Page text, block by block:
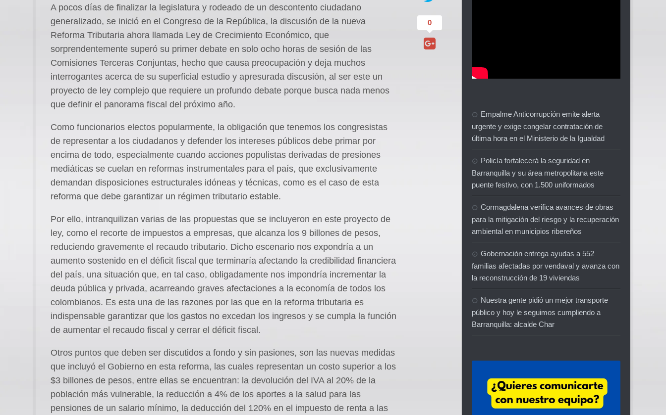
A pocos días de finalizar la legislatura y rodeado de un descontento ciudadano
generalizado, se inició en el Congreso de la República, la discusión de la nueva
Reforma Tributaria ahora llamada Ley de Crecimiento Económico, que
sorprendentemente superó su primer debate en solo ocho horas de sesión de las
Comisiones Terceras Conjuntas, hecho que causa preocupación y deja muchos
interrogantes acerca de su superficial estudio y apresurada discusión, al ser este un
proyecto de ley complejo que requiere un profundo debate porque busca nada menos
que definir el panorama fiscal del próximo año.
Como funcionarios electos popularmente, la obligación que tenemos los congresistas
de representar a los ciudadanos y defender los intereses públicos debe primar por
encima de todo, especialmente cuando acciones populistas derivadas de presiones
mediáticas se cuelan en reformas instrumentales para el país, que exclusivamente
demandan disposiciones estructurales idóneas y técnicas, como es el caso de esta
reforma que debe garantizar un régimen tributario estable.
Por ello, intranquilizan varias de las propuestas que se incluyeron en este proyecto de
ley, como el recorte de impuestos a empresas, que alcanza los 9 billones de pesos,
reduciendo gravemente el recaudo tributario. Dicho escenario nos expondría a un
aumento sostenido en el déficit fiscal que terminaría afectando la credibilidad financiera
del país, una situación que, en tal caso, obligadamente nos impondría incrementar la
deuda pública y privada, acarreando graves afectaciones a la economía de todos los
colombianos. Es esta una de las razones por las que en la reforma tributaria es
indispensable garantizar que los gastos no excedan los ingresos y se cumpla la función
de aumentar el recaudo fiscal y cerrar el déficit fiscal.
Otros puntos que deben ser discutidos a fondo y sin pasiones, son las nuevas medidas
que incluyó el Gobierno en esta reforma, las cuales representan un costo superior a los
$3 billones de pesos, entre ellas se encuentran: la devolución del IVA al 20% de la
población más vulnerable, la reducción a 4% de los aportes a la salud para las
pensiones de un salario mínimo, la deducción del 120% en el impuesto de renta a las
0
Empalme Anticorrupción emite alerta
urgente y exige congelar contratación de
última hora en el Ministerio de la Igualdad
Policía fortalecerá la seguridad en
Barranquilla y su área metropolitana este
puente festivo, con 1.500 uniformados
Cormagdalena verifica avances de obras
para la mitigación del riesgo y la recuperación
ambiental en municipios ribereños
Gobernación entrega ayudas a 552
familias afectadas por vendaval y avanza con
la reconstrucción de 19 viviendas
Nuestra gente pidió un mejor transporte
público y hoy le seguimos cumpliendo a
Barranquilla: alcalde Char